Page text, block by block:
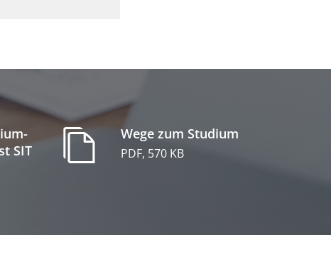
SIT
Wege zum Studium
PDF, 570 KB